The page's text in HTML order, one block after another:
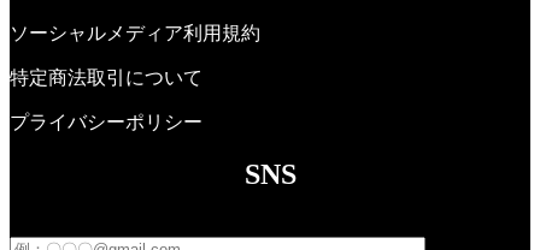
ソーシャルメディア利用規約
特定商法取引について
プライバシーポリシー
SNS